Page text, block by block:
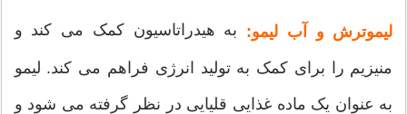
لیموترش و آب لیمو: به هیدراتاسیون کمک می کند و
منیزیم را برای کمک به تولید انرژی فراهم می کند. لیمو
به عنوان یک ماده غذایی قلیایی در نظر گرفته می شود و